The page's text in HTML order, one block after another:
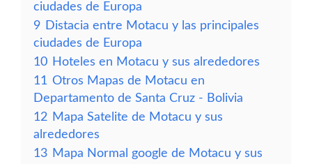
ciudades de Europa
9 Distacia entre Motacu y las principales
ciudades de Europa
10 Hoteles en Motacu y sus alrededores
11 Otros Mapas de Motacu en
Departamento de Santa Cruz - Bolivia
12 Mapa Satelite de Motacu y sus
alrededores
13 Mapa Normal google de Motacu y sus